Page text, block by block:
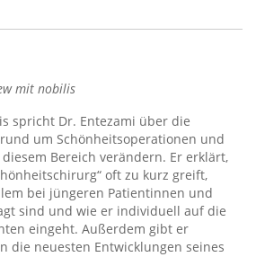
mit nobilis
spricht Dr. Entezami über die
um Schönheitsoperationen und
Bereich verändern. Er erklärt,
oft zu kurz greift,
bei jüngeren Patientinnen und
sind und wie er individuell auf die
eingeht. Außerdem gibt er
die neuesten Entwicklungen seines